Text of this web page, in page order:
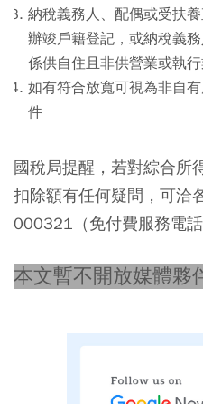
納稅義務人、配偶或受扶
辦竣戶籍登記，或納稅義
係供自住且非供營業或執
如有符合放寬可視為非自
件
國稅局提醒，若對綜合所
扣除額有任何疑問，可洽
000321（免付費服務電話
本文暫不開放媒體夥